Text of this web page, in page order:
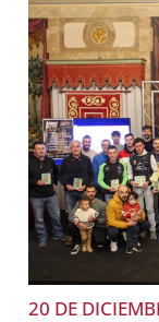
20 DE